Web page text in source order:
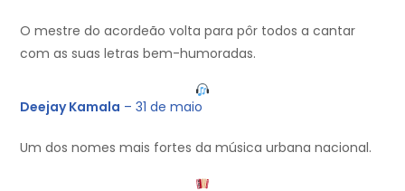
O mestre do acordeão volta para pôr todos a cantar
com as suas letras bem-humoradas.
Deejay Kamala – 31 de maio
Um dos nomes mais fortes da música urbana nacional.